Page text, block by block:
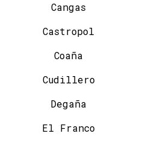
Cangas
Castropol
Coaña
Cudillero
Degaña
El Franco